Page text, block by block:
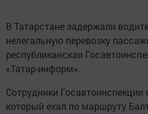
В Татарстане задержали
нелегальную перевозку
республиканская
«Татар-информ».
Сотрудники Госавтоинспекции
который ехал по маршруту